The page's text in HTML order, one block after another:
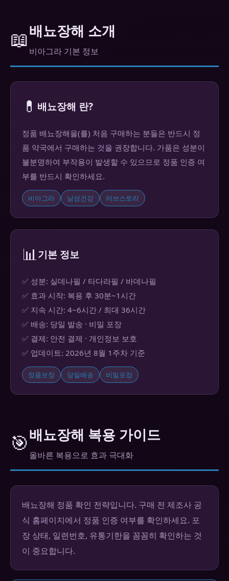
📖배뇨장해 소개
비아그라 기본 정보
💊 배뇨장해 란?
정품 배뇨장해을(를) 처음 구매하는 분들은 반드시 정
품 약국에서 구매하는 것을 권장합니다. 가품은 성분이
불분명하여 부작용이 발생할 수 있으므로 정품 인증 여
부를 반드시 확인하세요.
비아그라 남성건강 러브스토리
📊기본 정보
✅ 성분: 실데나필 / 타다라필 / 바데나필
✅ 효과 시작: 복용 후 30분~1시간
✅ 지속 시간: 4~6시간 / 최대 36시간
✅ 배송: 당일 발송 · 비밀 포장
✅ 결제: 안전 결제 · 개인정보 보호
✅ 업데이트: 2026년 8월 1주차 기준
정품보장 당일배송 비밀포장
🎯배뇨장해 복용 가이드
올바른 복용으로 효과 극대화
배뇨장해 정품 확인 전략입니다. 구매 전 제조사 공
식 홈페이지에서 정품 인증 여부를 확인하세요. 포
장 상태, 일련번호, 유통기한을 꼼꼼히 확인하는 것
이 중요합니다.